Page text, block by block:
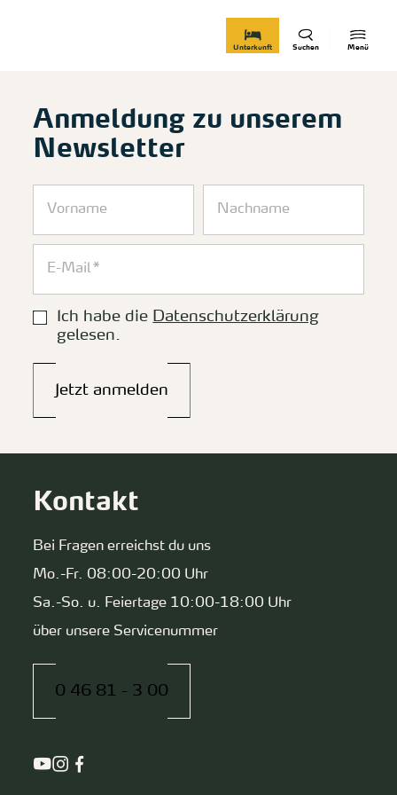
Menü
Suchen
Unterkunft
Anmeldung zu unserem
Newsletter
Ich habe die Datenschutzerklärung
gelesen.
Jetzt anmelden
Kontakt
Bei Fragen erreichst du uns
Mo.-Fr. 08:00-20:00 Uhr
Sa.-So. u. Feiertage 10:00-18:00 Uhr
über unsere Servicenummer
0 46 81 - 3 00